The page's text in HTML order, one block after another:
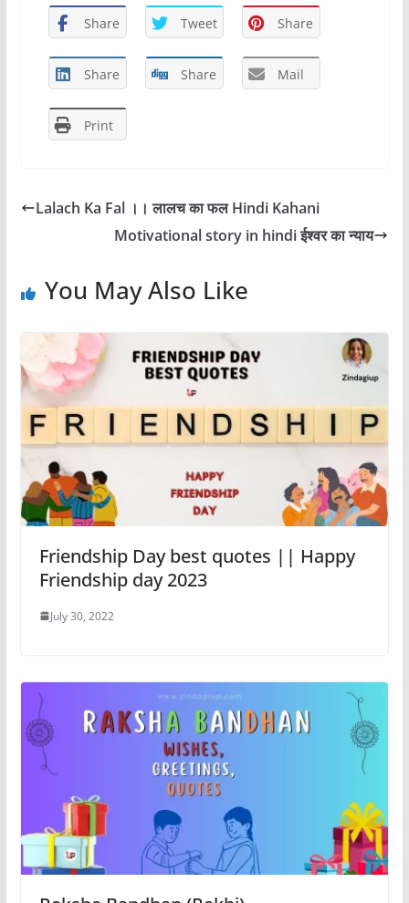
c
e
b
o
o
st
o
d
o
n
ai
l
ar
e
Share Tweet Share
Share Share Mail
Print
Lalach Ka Fal ।। लालच का फल Hindi Kahani
Motivational story in hindi ईश्वर का न्याय
You May Also Like
Friendship Day best quotes || Happy
Friendship day 2023
July 30, 2022